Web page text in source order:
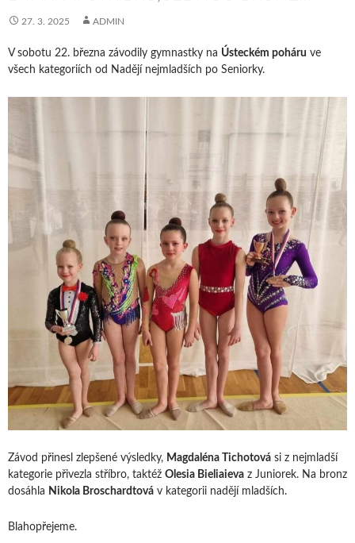
27. 3. 2025 ADMIN
V sobotu 22. března závodily gymnastky na Ústeckém poháru ve
všech kategoriích od Nadějí nejmladších po Seniorky.
Závod přinesl zlepšené výsledky, Magdaléna Tichotová si z nejmladší
kategorie přivezla stříbro, taktéž Olesia Bieliaieva z Juniorek. Na bronz
dosáhla Nikola Broschardtová v kategorii nadějí mladších.
Blahopřejeme.